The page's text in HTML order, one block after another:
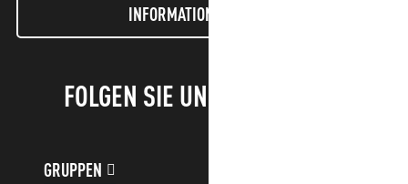
INFORMATIONEN LETTER
FOLGEN SIE UNS!
GRUPPEN